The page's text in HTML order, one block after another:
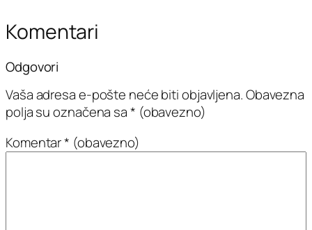
Komentari
Odgovori
Vaša adresa e-pošte neće biti objavljena.Obavezna
polja su označena sa* (obavezno)
Komentar* (obavezno)